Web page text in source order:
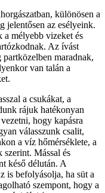
különösen a
jelentősen az esélyeink.
mélyebb vizeket és
Az ívást
maradnak,
van talán a
a csukákat, a
rájuk hatékonyan
hogy kapásra
válasszunk csalit,
a víz hőmérséklete, a
szerint. Mással és
késő délután. A
is befolyásolja, ha süt a
szempont, hogy a